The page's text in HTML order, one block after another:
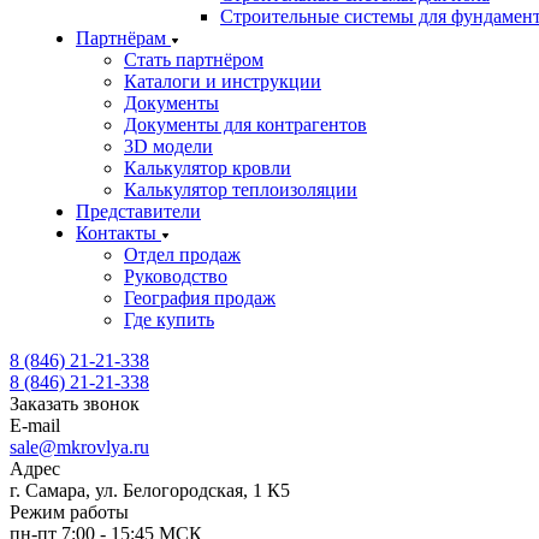
Строительные системы для
Партнёрам
Стать партнёром
Каталоги и инструкции
Документы
Документы для контрагентов
3D модели
Калькулятор кровли
Калькулятор теплоизоляции
Представители
Контакты
Отдел продаж
Руководство
География продаж
Где купить
8 (846) 21-21-338
8 (846) 21-21-338
Заказать звонок
E-mail
sale@mkrovlya.ru
Адрес
г. Самара, ул. Белогородская, 1 К5
Режим работы
пн-пт 7:00 - 15:45 МСК